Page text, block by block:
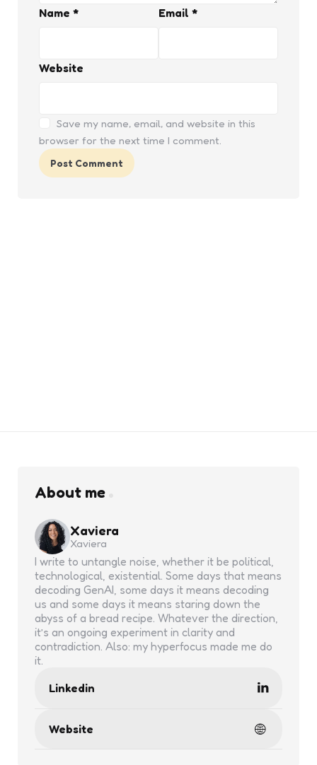
Name * Email *
Website
Save my name, email, and website in this
browser for the next time I comment.
About me
Xaviera
Xaviera
I write to untangle noise, whether it be political,
technological, existential. Some days that means
decoding GenAI, some days it means decoding
us and some days it means staring down the
abyss of a bread recipe. Whatever the direction,
it’s an ongoing experiment in clarity and
contradiction. Also: my hyperfocus made me do
it.
Linkedin
Website